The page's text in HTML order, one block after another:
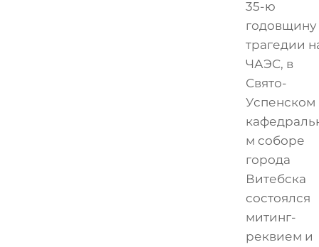
35-ю
годовщину
трагедии
ЧАЭС, в
Свято-
Успенском
м соборе
города
Витебска
состоялся
митинг-
реквием и